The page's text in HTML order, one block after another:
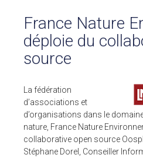
Quel est votre
A PROPOS
France Nature
déploie du
source
La fédération
d’associations et
d’organisations dans le
nature, France Nature
collaborative open source
Stéphane Dorel, Conseiller